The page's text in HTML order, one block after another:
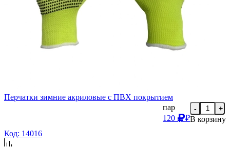
Перчатки зимние акриловые с ПВХ покрытием
пар
120
₽
- +
В корзину
Код: 14016